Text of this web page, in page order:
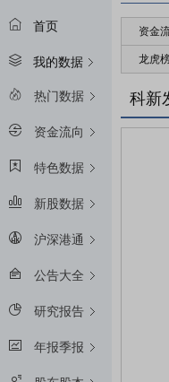
首页
我的数据
热门数据
资金流向
特色数据
新股数据
沪深港通
公告大全
研究报告
年报季报
资金
龙虎
科新